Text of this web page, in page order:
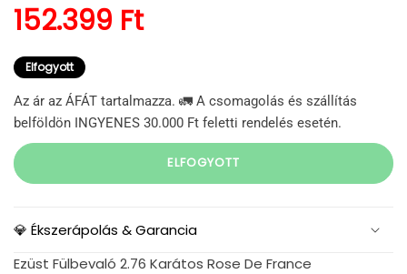
Normál ár
152.399 Ft
Elfogyott
Az ár az ÁFÁT tartalmazza. 🚛 A csomagolás és szállítás
belföldön INGYENES 30.000 Ft feletti rendelés esetén.
ELFOGYOTT
💎 Ékszerápolás & Garancia
Ezüst Fülbevaló 2.76 Karátos Rose De France